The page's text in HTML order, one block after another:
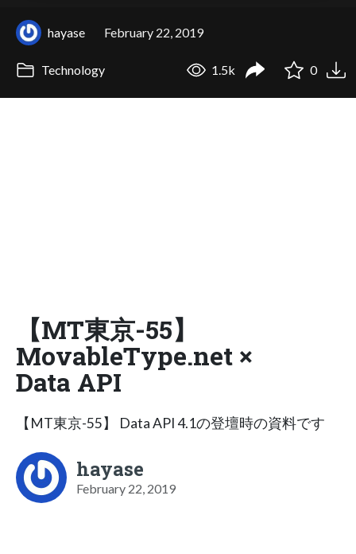
hayase February 22, 2019
Technology 1.5k 0
【MT東京-55】
MovableType.net ×
Data API
【MT東京-55】 Data API 4.1の登壇時の資料です
hayase
February 22, 2019